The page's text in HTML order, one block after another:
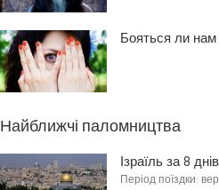
Бояться ли
Найближчі паломництва
Ізраїль за 8 днів
Період поїздки: